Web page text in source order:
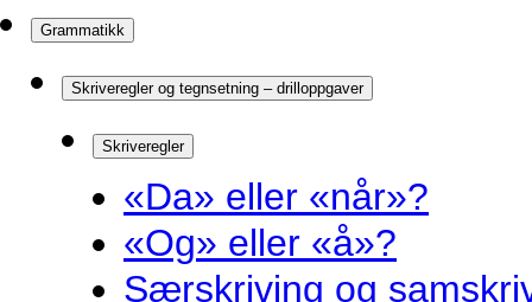
Grammatikk
Skriveregler og tegnsetning – drilloppgaver
Skriveregler
«Da» eller «når»?
«Og» eller «å»?
Særskriving og